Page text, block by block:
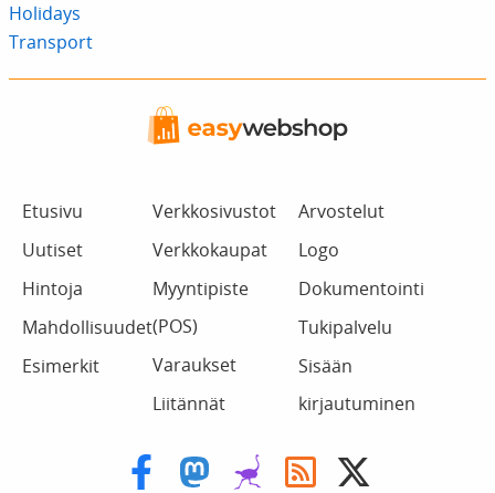
Holidays
Transport
Etusivu
Uutiset
Hintoja
Mahdollisuudet
Esimerkit
Verkkosivustot
Verkkokaupat
Myyntipiste
(POS)
Varaukset
Liitännät
Arvostelut
Logo
Dokumentointi
Tukipalvelu
Sisään
kirjautuminen